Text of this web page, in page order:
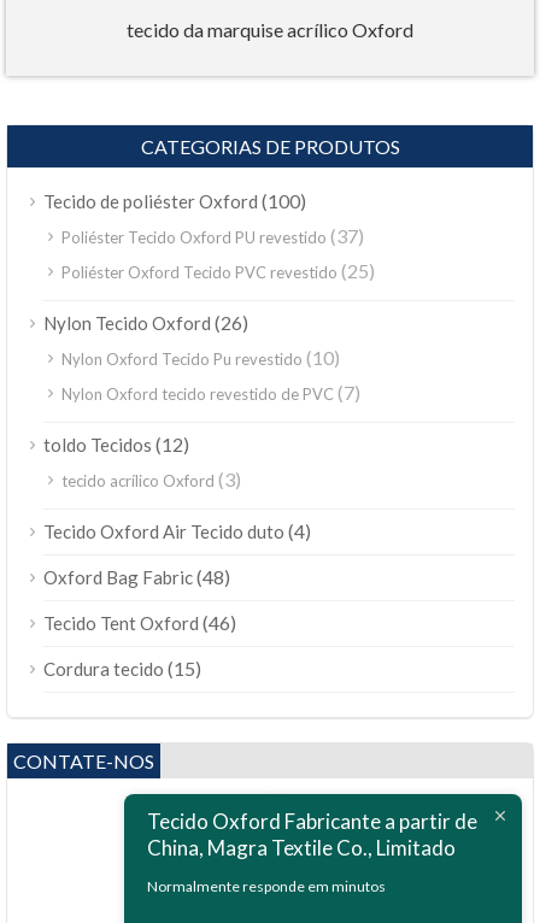
tecido da marquise acrílico Oxford
CATEGORIAS DE PRODUTOS
Tecido de poliéster Oxford (100)
Poliéster Tecido Oxford PU revestido (37)
Poliéster Oxford Tecido PVC revestido (25)
Nylon Tecido Oxford (26)
Nylon Oxford Tecido Pu revestido (10)
Nylon Oxford tecido revestido de PVC(7)
toldo Tecidos (12)
tecido acrílico Oxford (3)
Tecido Oxford Air Tecido duto (4)
Oxford Bag Fabric(48)
Tecido Tent Oxford (46)
Cordura tecido (15)
CONTATE-NOS
Tecido Oxford Fabricante a partir de
China, Magra Textile Co., Limitado
Normalmente responde em minutos